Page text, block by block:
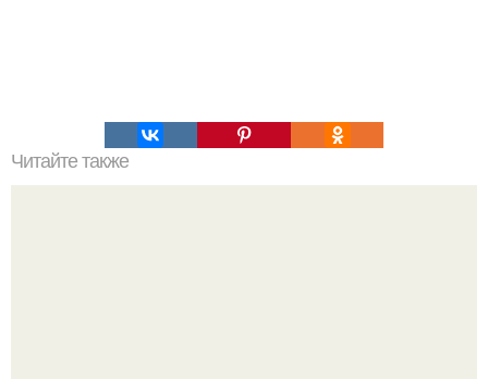
Читайте также